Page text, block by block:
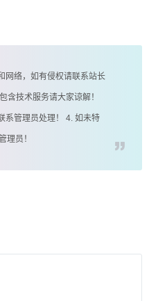
网络，如有侵权请联系站长
含技术服务请大家谅解！
系管理员处理！ 4. 如未特
理员！